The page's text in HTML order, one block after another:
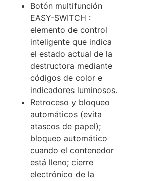
Botón multifunción
EASY-SWITCH :
elemento de control
inteligente que indica
el estado actual de la
destructora mediante
códigos de color e
indicadores luminosos.
Retroceso y bloqueo
automáticos (evita
atascos de papel);
bloqueo automático
cuando el contenedor
está lleno; cierre
electrónico de la